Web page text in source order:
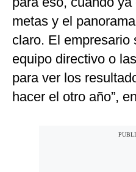
metas y el
claro. El empresario
equipo directivo o
para ver los
hacer el otro año”,